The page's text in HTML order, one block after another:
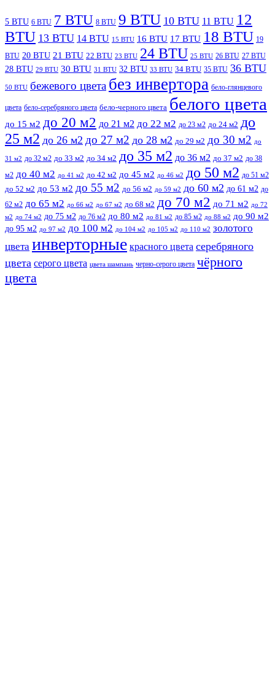
5 BTU 6 BTU 7 BTU 8 BTU 9 BTU 10 BTU 11 BTU 12
BTU 13 BTU 14 BTU 15 BTU 16 BTU 17 BTU 18 BTU 19
BTU 20 BTU 21 BTU 22 BTU 23 BTU 24 BTU 25 BTU 26 BTU 27 BTU
28 BTU 29 BTU 30 BTU 31 BTU 32 BTU 33 BTU 34 BTU 35 BTU 36 BTU
50 BTU бежевого цвета без инвертора бело-глянцевого
цвета бело-серебряного цвета бело-черного цвета белого цвета
до 15 м2 до 20 м2 до 21 м2 до 22 м2 до 23 м2 до 24 м2 до
25 м2 до 26 м2 до 27 м2 до 28 м2 до 29 м2 до 30 м2 до
31 м2 до 32 м2 до 33 м2 до 34 м2 до 35 м2 до 36 м2 до 37 м2 до 38
м2 до 40 м2 до 41 м2 до 42 м2 до 45 м2 до 46 м2 до 50 м2 до 51 м2
до 52 м2 до 53 м2 до 55 м2 до 56 м2 до 59 м2 до 60 м2 до 61 м2 до
62 м2 до 65 м2 до 66 м2 до 67 м2 до 68 м2 до 70 м2 до 71 м2 до 72
м2 до 74 м2 до 75 м2 до 76 м2 до 80 м2 до 81 м2 до 85 м2 до 88 м2 до 90 м2
до 95 м2 до 97 м2 до 100 м2 до 104 м2 до 105 м2 до 110 м2 золотого
цвета инверторные красного цвета серебряного
цвета серого цвета цвета шампань черно-серого цвета чёрного
цвета